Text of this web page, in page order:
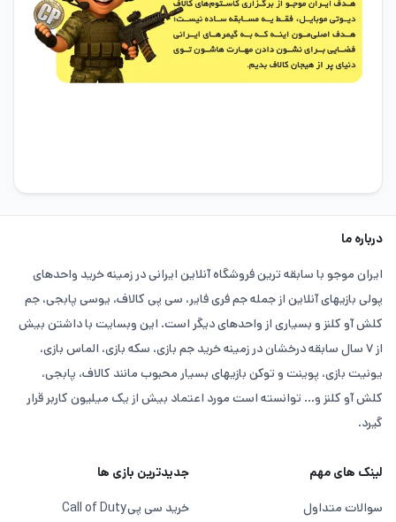
درباره ما
ایران موجو با سابقه ترین فروشگاه آنلاین ایرانی در زمینه خرید واحدهای
پولی بازیهای آنلاین از جمله جم فری فایر، سی پی کالاف، یوسی پابجی، جم
کلش آو کلنز و بسیاری از واحدهای دیگر است. این وبسایت با داشتن بیش
از ۷ سال سابقه درخشان در زمینه خرید جم بازی، سکه بازی، الماس بازی،
یونیت بازی، پوینت و توکن بازیهای بسیار محبوب مانند کالاف، پابجی،
کلش آو کلنز و... توانسته است مورد اعتماد بیش از یک میلیون کاربر قرار
گیرد.
لینک های مهم
سوالات متداول
جدیدترین بازی ها
خرید سی پیCall of Duty